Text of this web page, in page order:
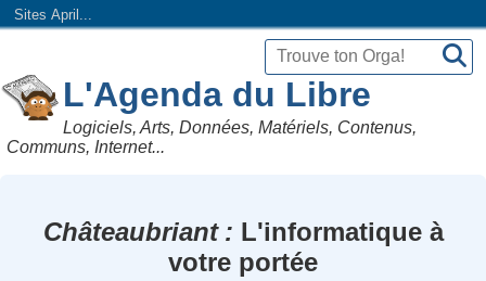
Sites April...
L'Agenda du Libre
Logiciels, Arts, Données, Matériels, Contenus,
Communs, Internet...
Châteaubriant
L'informatique à
votre portée